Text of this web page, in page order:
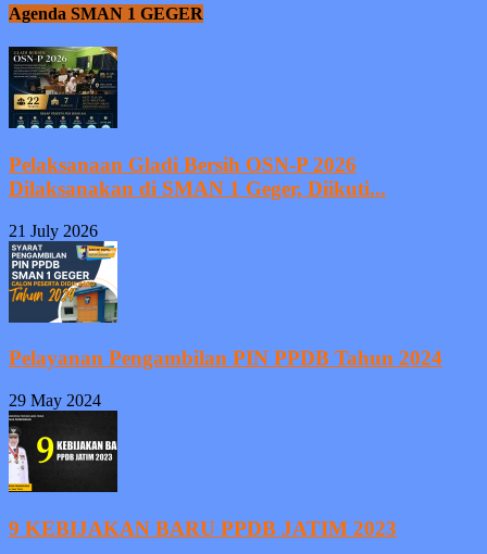
Agenda SMAN 1 GEGER
Pelaksanaan Gladi Bersih OSN-P 2026
Dilaksanakan di SMAN 1 Geger, Diikuti...
21 July 2026
Pelayanan Pengambilan PIN PPDB Tahun 2024
29 May 2024
9 KEBIJAKAN BARU PPDB JATIM 2023